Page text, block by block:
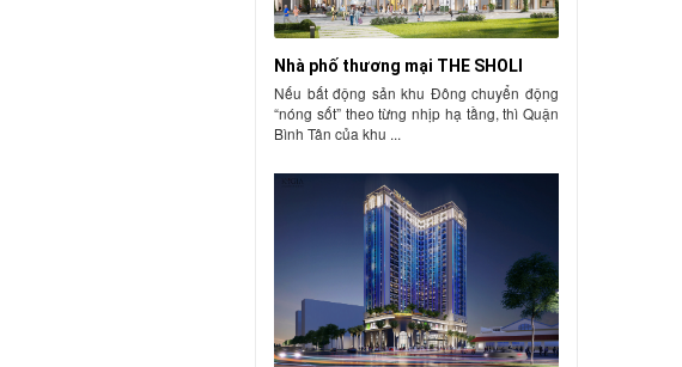
Nhà phố thương mại THE SHOLI
Nếu bất động sản khu Đông chuyển động
“nóng sốt” theo từng nhịp hạ tầng, thì Quận
Bình Tân của khu ...